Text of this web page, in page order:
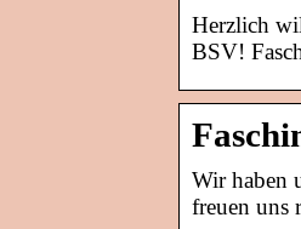
Herzlich
BSV!
Wir haben
freuen uns